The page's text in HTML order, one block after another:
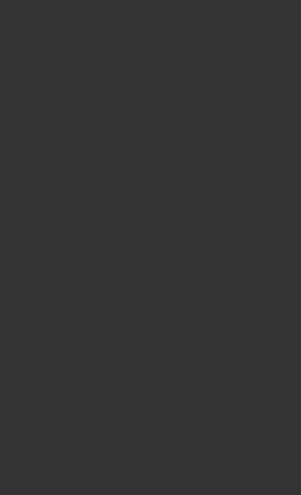
Boldizsár a társadalmi
visszaemlékezései alapján
volt//